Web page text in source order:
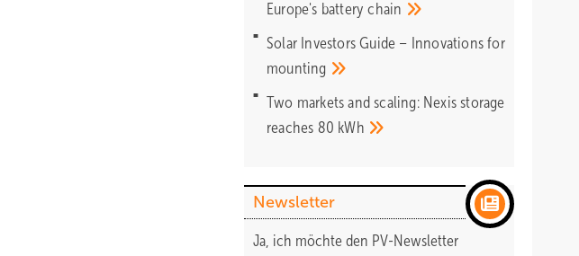
Europe's batterychain
Solar Investors Guide – Innovations for
mounting
Two markets and scaling: Nexis storage
reaches 80 kWh
Newsletter
Ja, ich möchte den PV-Newsletter